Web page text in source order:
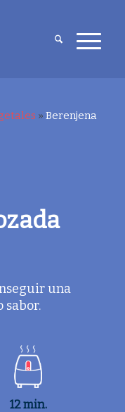
» Berenjena
una
12 min.